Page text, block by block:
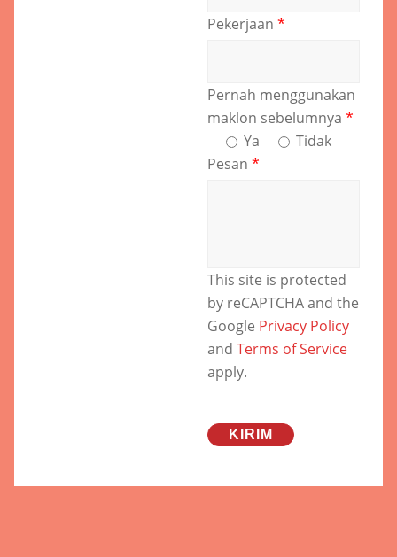
Pekerjaan *
Pernah menggunakan
maklon sebelumnya *
Ya
Tidak
Pesan *
This site is protected
by reCAPTCHA and the
Google Privacy Policy
and Terms of Service
apply.